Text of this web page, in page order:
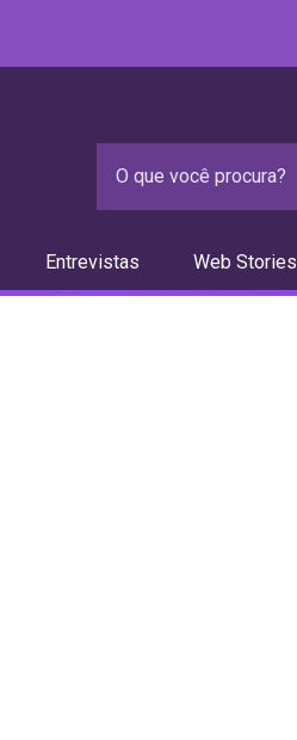
Entrevistas Web Stories